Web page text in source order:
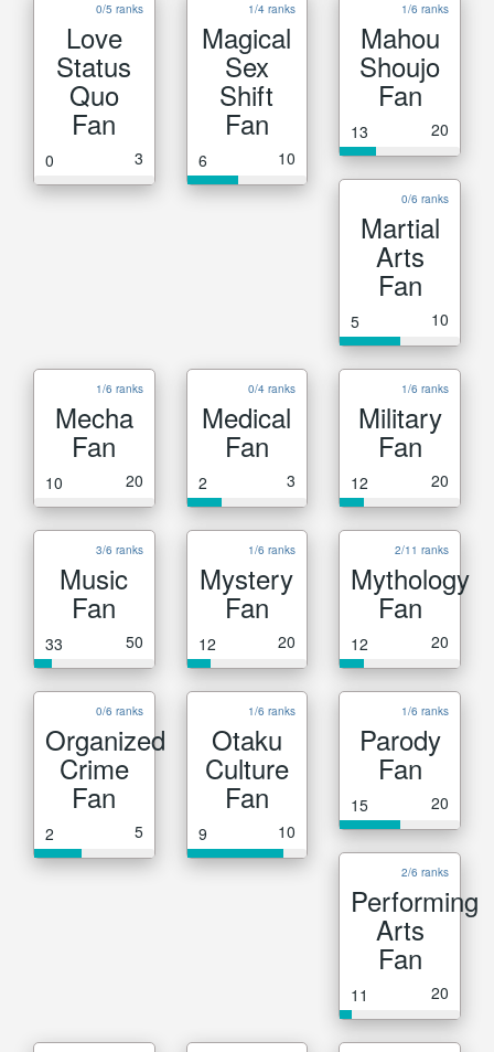
0/5 ranks
Love
Status
Quo
Fan
0 3
1/4 ranks
Magical
Sex
Shift
Fan
6 10
1/6 ranks
Mahou
Shoujo
Fan
13 20
0/6 ranks
Martial
Arts
Fan
5 10
1/6 ranks
Mecha
Fan
10 20
0/4 ranks
Medical
Fan
2 3
1/6 ranks
Military
Fan
12 20
3/6 ranks
Music
Fan
33 50
1/6 ranks
Mystery
Fan
12 20
2/11 ranks
Mythology
Fan
12 20
0/6 ranks
Organized
Crime
Fan
2 5
1/6 ranks
Otaku
Culture
Fan
9 10
1/6 ranks
Parody
Fan
15 20
2/6 ranks
Performing
Arts
Fan
11 20